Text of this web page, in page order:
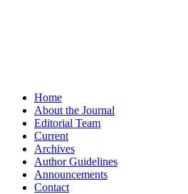
Home
About the Journal
Editorial Team
Current
Archives
Author Guidelines
Announcements
Contact